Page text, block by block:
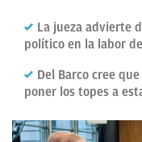
La jueza advierte
político en la labor
Del Barco cree
poner los topes a